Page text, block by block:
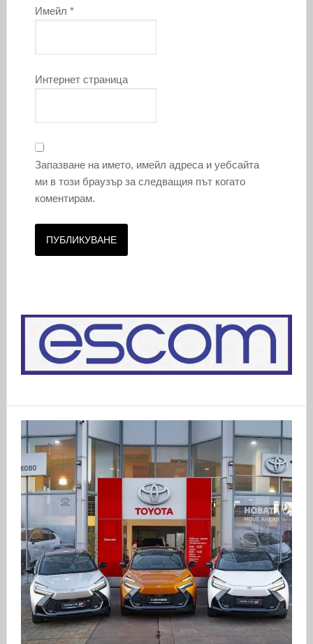
Имейл *
Интернет страница
Запазване на името, имейл адреса и уебсайта
ми в този браузър за следващия път когато
коментирам.